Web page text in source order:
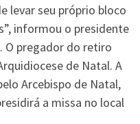
levar seu próprio bloco
informou o presidente
O pregador do retiro
de Natal. A
Arcebispo de Natal,
a missa no local